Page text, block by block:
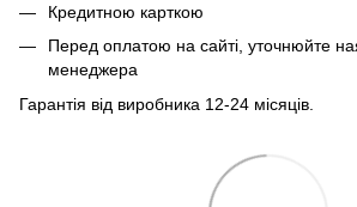
Кредитною карткою
Перед оплатою на сайті, уточнюйте
менеджера
Гарантія від виробника 12-24 місяців.